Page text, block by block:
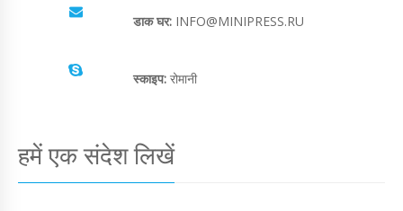
डाक घर: INFO@MINIPRESS.RU
स्काइप: रोमानी
हमें एक संदेश लिखें